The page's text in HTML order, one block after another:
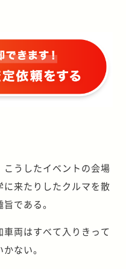
うしたイベントの会場
来たりしたクルマを散
である。
両はすべて入りきって
ない。